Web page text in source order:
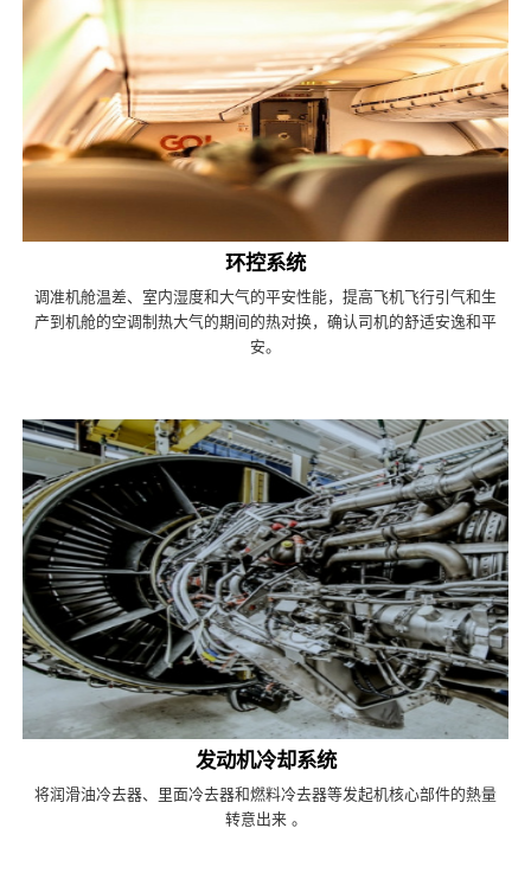
环控系统
调准机舱温差、室内湿度和大气的平安性能，提高飞机飞行引气和生
产到机舱的空调制热大气的期间的热对换，确认司机的舒适安逸和平
安。
发动机冷却系统
将润滑油冷去器、里面冷去器和燃料冷去器等发起机核心部件的熱量
转意出来 。